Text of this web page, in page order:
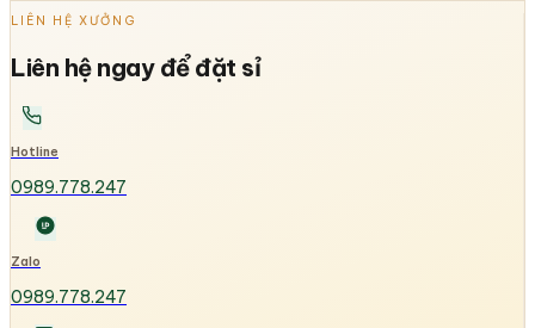
LIÊN HỆ XƯỞNG
Liên hệ ngay để đặt sỉ
Hotline
0989.778.247
Zalo
0989.778.247